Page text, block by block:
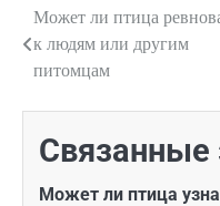
Навигация
по
Может ли птица
к людям или другим
питомцам
Связанные
Может ли птица